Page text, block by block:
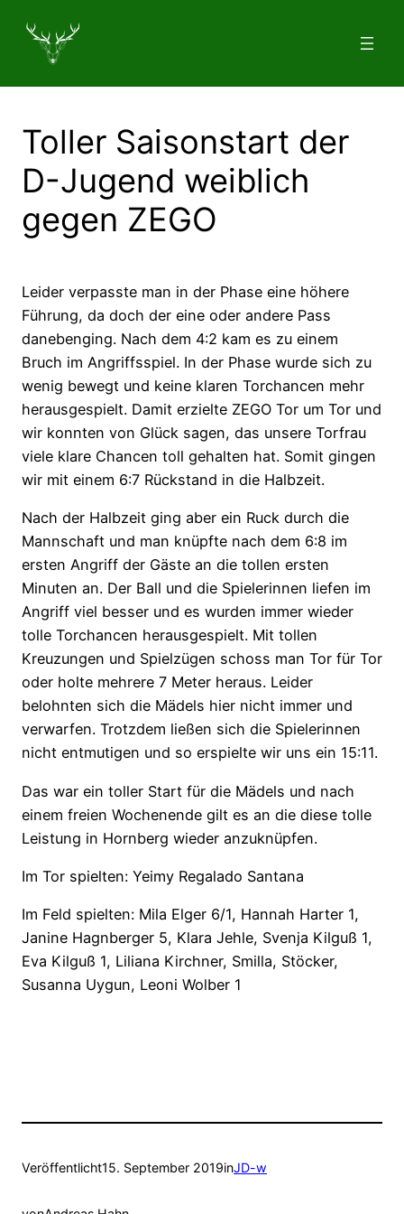
Inhalt
springen
Toller Saisonstart der
D-Jugend weiblich
gegen ZEGO
Leider verpasste man in der Phase eine höhere
Führung, da doch der eine oder andere Pass
danebenging. Nach dem 4:2 kam es zu einem
Bruch im Angriffsspiel. In der Phase wurde sich zu
wenig bewegt und keine klaren Torchancen mehr
herausgespielt. Damit erzielte ZEGO Tor um Tor und
wir konnten von Glück sagen, das unsere Torfrau
viele klare Chancen toll gehalten hat. Somit gingen
wir mit einem 6:7 Rückstand in die Halbzeit.
Nach der Halbzeit ging aber ein Ruck durch die
Mannschaft und man knüpfte nach dem 6:8 im
ersten Angriff der Gäste an die tollen ersten
Minuten an. Der Ball und die Spielerinnen liefen im
Angriff viel besser und es wurden immer wieder
tolle Torchancen herausgespielt. Mit tollen
Kreuzungen und Spielzügen schoss man Tor für Tor
oder holte mehrere 7 Meter heraus. Leider
belohnten sich die Mädels hier nicht immer und
verwarfen. Trotzdem ließen sich die Spielerinnen
nicht entmutigen und so erspielte wir uns ein 15:11.
Das war ein toller Start für die Mädels und nach
einem freien Wochenende gilt es an die diese tolle
Leistung in Hornberg wieder anzuknüpfen.
Im Tor spielten: Yeimy Regalado Santana
Im Feld spielten: Mila Elger 6/1, Hannah Harter 1,
Janine Hagnberger 5, Klara Jehle, Svenja Kilguß 1,
Eva Kilguß 1, Liliana Kirchner, Smilla, Stöcker,
Susanna Uygun, Leoni Wolber 1
Veröffentlicht15. September 2019inJD-w